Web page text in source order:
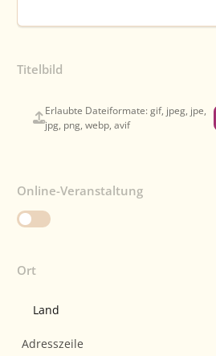
Titelbild
Erlaubte Dateiformate: gif, jpeg, jpe,
jpg, png, webp, avif
Online-Veranstaltung
Ort